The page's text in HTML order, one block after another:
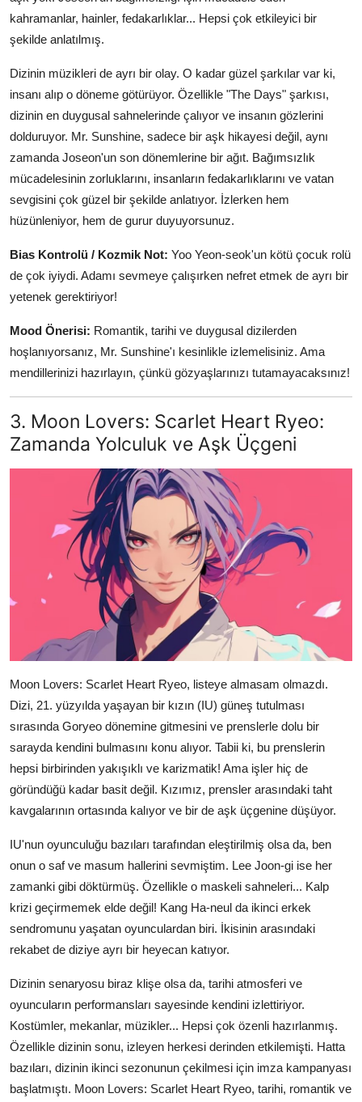
kahramanlar, hainler, fedakarlıklar... Hepsi çok etkileyici bir
şekilde anlatılmış.
Dizinin müzikleri de ayrı bir olay. O kadar güzel şarkılar var ki,
insanı alıp o döneme götürüyor. Özellikle "The Days" şarkısı,
dizinin en duygusal sahnelerinde çalıyor ve insanın gözlerini
dolduruyor. Mr. Sunshine, sadece bir aşk hikayesi değil, aynı
zamanda Joseon'un son dönemlerine bir ağıt. Bağımsızlık
mücadelesinin zorluklarını, insanların fedakarlıklarını ve vatan
sevgisini çok güzel bir şekilde anlatıyor. İzlerken hem
hüzünleniyor, hem de gurur duyuyorsunuz.
Bias Kontrolü / Kozmik Not: Yoo Yeon-seok'un kötü çocuk rolü
de çok iyiydi. Adamı sevmeye çalışırken nefret etmek de ayrı bir
yetenek gerektiriyor!
Mood Önerisi: Romantik, tarihi ve duygusal dizilerden
hoşlanıyorsanız, Mr. Sunshine'ı kesinlikle izlemelisiniz. Ama
mendillerinizi hazırlayın, çünkü gözyaşlarınızı tutamayacaksınız!
3. Moon Lovers: Scarlet Heart Ryeo:
Zamanda Yolculuk ve Aşk Üçgeni
Moon Lovers: Scarlet Heart Ryeo, listeye almasam olmazdı.
Dizi, 21. yüzyılda yaşayan bir kızın (IU) güneş tutulması
sırasında Goryeo dönemine gitmesini ve prenslerle dolu bir
sarayda kendini bulmasını konu alıyor. Tabii ki, bu prenslerin
hepsi birbirinden yakışıklı ve karizmatik! Ama işler hiç de
göründüğü kadar basit değil. Kızımız, prensler arasındaki taht
kavgalarının ortasında kalıyor ve bir de aşk üçgenine düşüyor.
IU'nun oyunculuğu bazıları tarafından eleştirilmiş olsa da, ben
onun o saf ve masum hallerini sevmiştim. Lee Joon-gi ise her
zamanki gibi döktürmüş. Özellikle o maskeli sahneleri... Kalp
krizi geçirmemek elde değil! Kang Ha-neul da ikinci erkek
sendromunu yaşatan oyunculardan biri. İkisinin arasındaki
rekabet de diziye ayrı bir heyecan katıyor.
Dizinin senaryosu biraz klişe olsa da, tarihi atmosferi ve
oyuncuların performansları sayesinde kendini izlettiriyor.
Kostümler, mekanlar, müzikler... Hepsi çok özenli hazırlanmış.
Özellikle dizinin sonu, izleyen herkesi derinden etkilemişti. Hatta
bazıları, dizinin ikinci sezonunun çekilmesi için imza kampanyası
başlatmıştı. Moon Lovers: Scarlet Heart Ryeo, tarihi, romantik ve